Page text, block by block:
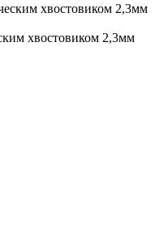
хвостовиком 2,3мм
хвостовиком 2,3мм